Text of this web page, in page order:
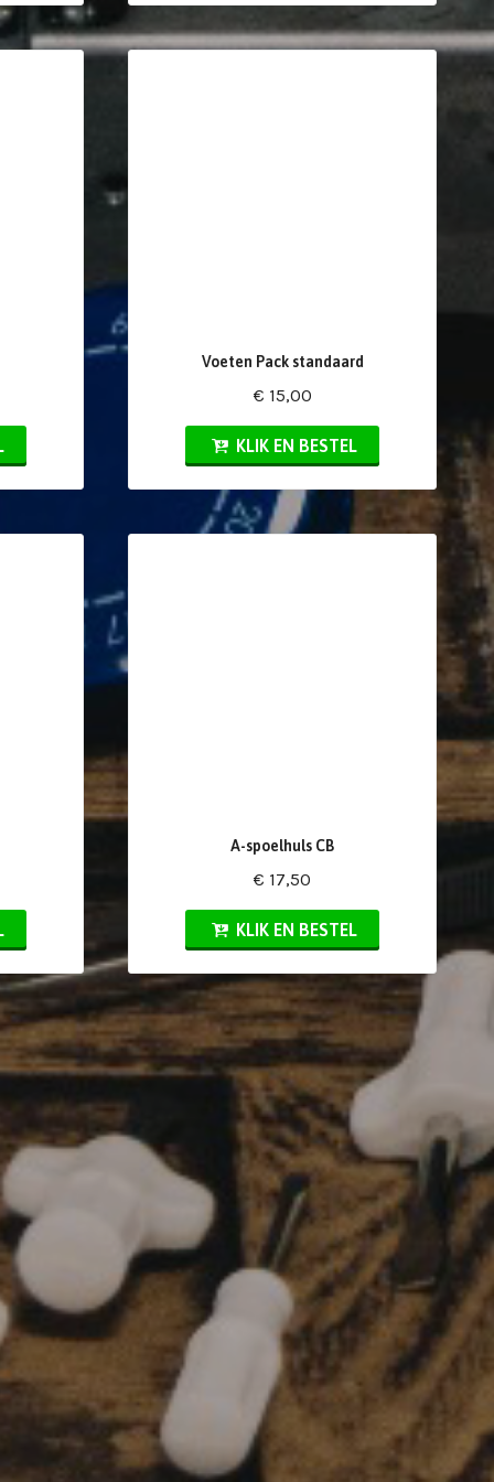
Voeten Pack standaard
€ 15,00
KLIK EN BESTEL
A-spoelhuls CB
€ 17,50
KLIK EN BESTEL